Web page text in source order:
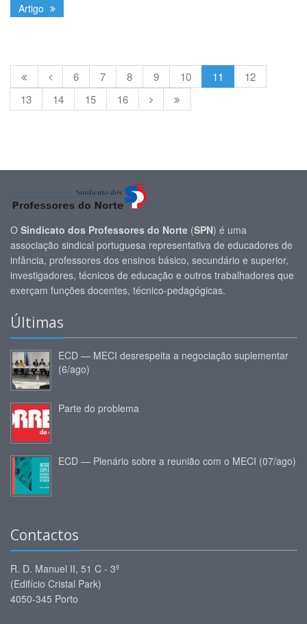
Artigo
6 7 8 9 10 11
12
13
14 15 16
O Sindicato dos Professores do Norte (SPN) é uma
associação sindical portuguesa representativa de educadores de
infância, professores dos ensinos básico, secundário e superior,
investigadores, técnicos de educação e outros trabalhadores que
exerçam funções docentes, técnico-pedagógicas.
Últimas
ECD — MECI desrespeita a negociação suplementar
(6/ago)
Parte do problema
ECD — Plenário sobre a reunião com o MECI (07/ago)
Contactos
R. D. Manuel II, 51 C - 3º
(Edifício Cristal Park)
4050-345 Porto